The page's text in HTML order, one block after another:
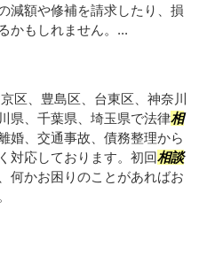
減額や修補を請求したり、損
かもしれません。...
区、豊島区、台東区、神奈川
県、千葉県、埼玉県で法律相
婚、交通事故、債務整理から
対応しております。初回相談
何かお困りのことがあればお